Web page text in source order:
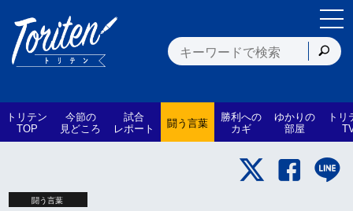
トリテン
TOP
今節の
見どころ
試合
レポート 闘う言葉 勝利への
カギ
ゆかりの
部屋
トリ
闘う言葉